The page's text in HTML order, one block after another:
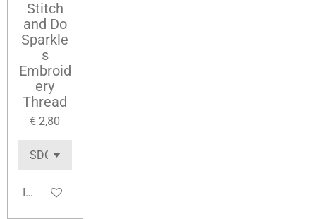
Stitch
and Do
Sparkle
s
Embroid
ery
Thread
€ 2,80
In winkelwagen